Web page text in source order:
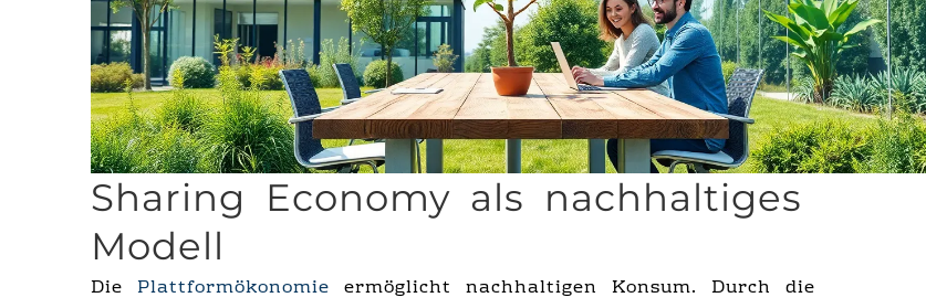
Sharing Economy als nachhaltiges
Modell
Die Plattformökonomie ermöglicht nachhaltigen Konsum. Durch die